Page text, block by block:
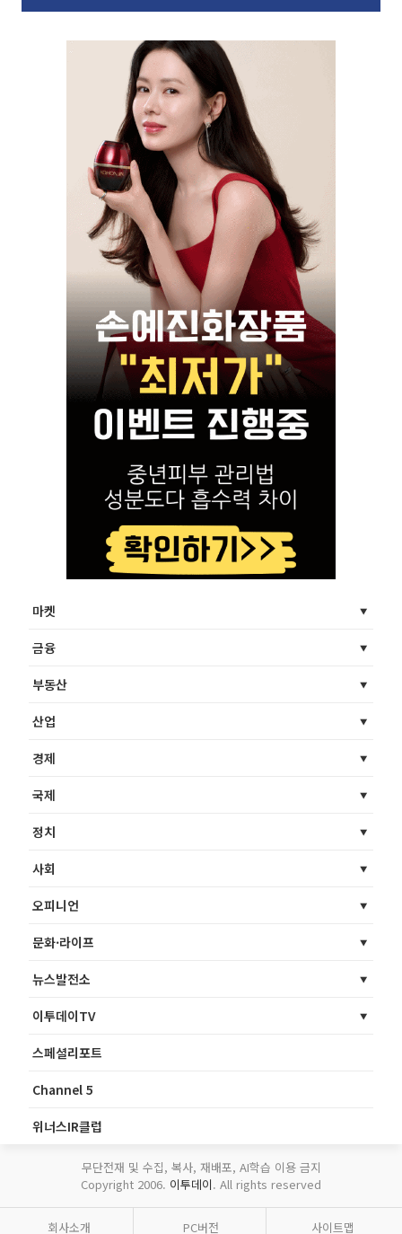
마켓
금융
부동산
산업
경제
국제
정치
사회
오피니언
문화·라이프
뉴스발전소
이투데이TV
스페셜리포트
Channel 5
위너스IR클럽
무단전재 및 수집, 복사, 재배포, AI학습 이용 금지
Copyright 2006. 이투데이. All rights reserved
회사소개 PC버전 사이트맵